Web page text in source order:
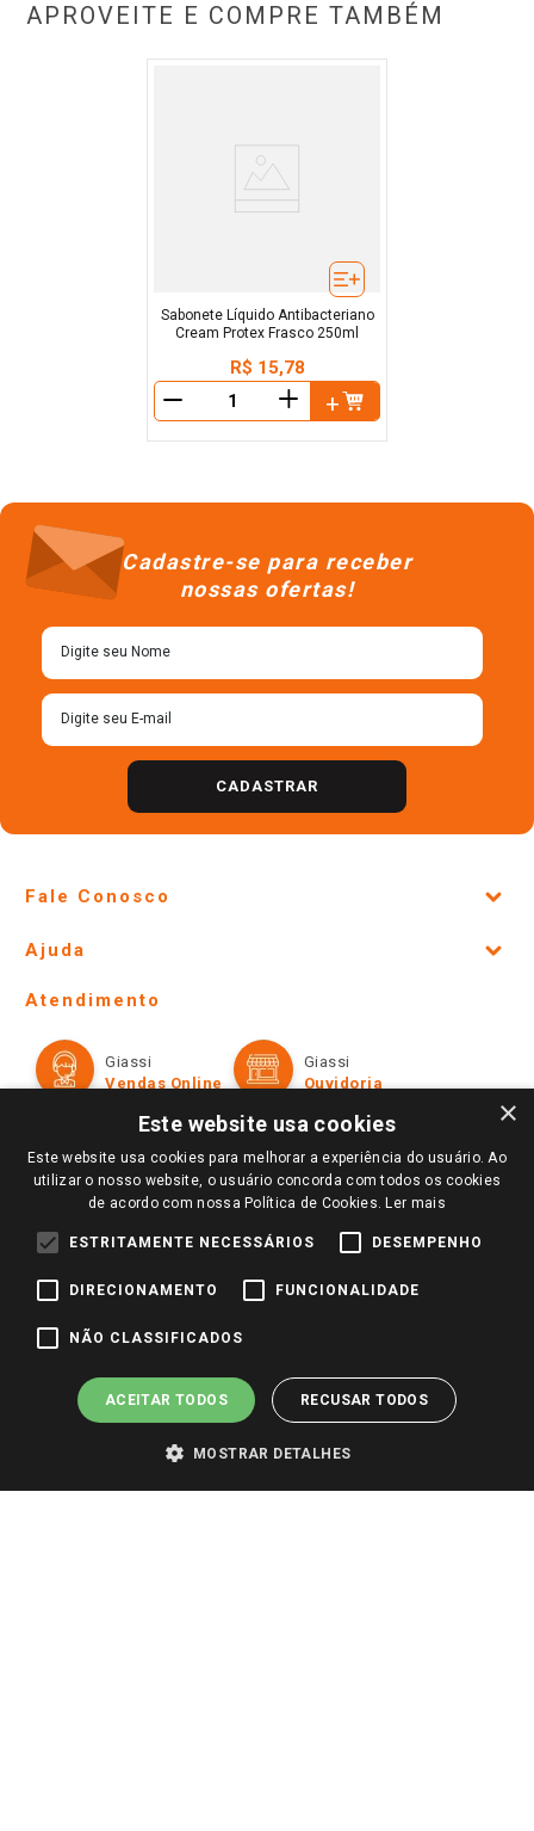
APROVEITE E COMPRE TAMBÉM
Sabonete Líquido Antibacteriano
Cream Protex Frasco 250ml
R$ 15,78
＋
Cadastre-se para receber
nossas ofertas!
CADASTRAR
Fale Conosco
Lojas Físicas e Horários
Ofertas
Televendas
Perguntas frequentes
Trabalhe Conosco
Identidade Visual
Ajuda
Formas de Pagamento
Políticas de entrega
Trocas e Devoluções
Atendimento
Giassi
Vendas Online
Giassi
Ouvidoria
Redes Sociais
Pagamento e Segurança
×
Este website usa cookies
Este website usa cookies para melhorar a experiência do usuário. Ao
utilizar o nosso website, o usuário concorda com todos os cookies
de acordo com nossa Política de Cookies. Ler mais
ESTRITAMENTE NECESSÁRIOS DESEMPENHO
DIRECIONAMENTO FUNCIONALIDADE
NÃO CLASSIFICADOS
ACEITAR TODOS RECUSAR TODOS
MOSTRAR DETALHES